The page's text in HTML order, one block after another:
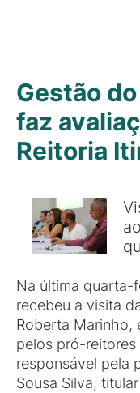
Gestão
faz
Reitoria
Na última quarta-
recebeu a visita
Roberta Marinho,
pelos pró-reitores
responsável pela
Sousa Silva,